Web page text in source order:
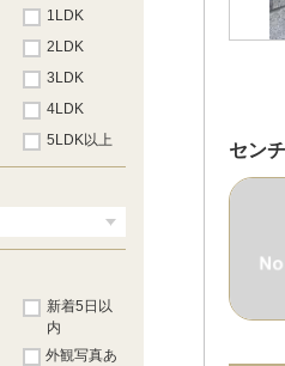
セン
1LDK
2LDK
3LDK
4LDK
5LDK以上
新着5日以
内
外観写真あ